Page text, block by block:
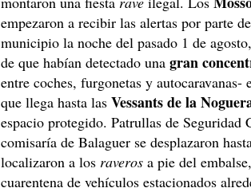
empezaron a recibir las alertas por parte
municipio la noche del pasado 1 de
de que habían detectado unagran
entre coches, furgonetas y autocaravanas-
que llega hasta lasVessants de la
espacio protegido. Patrullas de Seguridad
comisaría de Balaguer se desplazaron
localizaron a los raveros a pie del
cuarentena de vehículos estacionados